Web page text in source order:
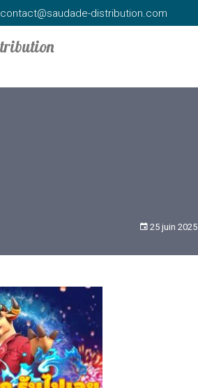
contact@saudade-distribution.com
25 juin 2025